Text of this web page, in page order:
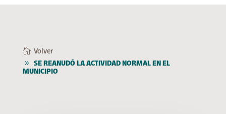
Volver
SE REANUDÓ LA ACTIVIDAD NORMAL EN EL
MUNICIPIO